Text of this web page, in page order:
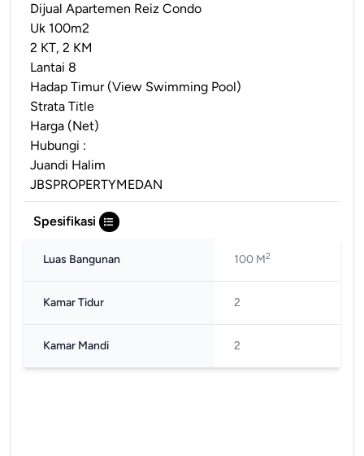
Dijual Apartemen Reiz Condo
Uk 100m2
2 KT, 2 KM
Lantai 8
Hadap Timur (View Swimming Pool)
Strata Title
Harga (Net)
Hubungi :
Juandi Halim
JBSPROPERTYMEDAN
Spesifikasi
Luas Bangunan 100 M2
Kamar Tidur 2
Kamar Mandi 2